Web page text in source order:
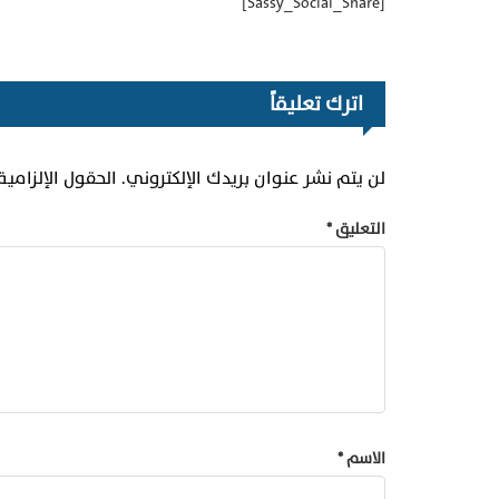
اترك تعليقاً
لن يتم نشر عنوان بريدك الإلكتروني. الحقول
التعليق*
الاسم*